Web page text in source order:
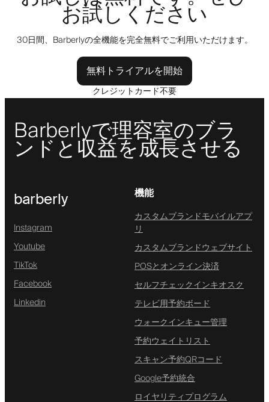
お試しください
30日間、Barberlyの全機能を完全無料でご利用いただけます。
無料トライアルを開始
クレジットカード不要
Barberlyで理容室のブラ
ンドと収益を成長させる
barberly
Instagram
Youtube
TikTok
Facebook
Linkedin
機能
カスタムブランドモバイルアプ
リ
カスタムブランドウェブサイト
POSとオンライン決済
セルフチェックインキオスク
テレビ用予約ボード
ウォークインキュー管理
予約ウェイトリスト
スキャン予約QRコード
Google予約統合
ロイヤリティプログラム